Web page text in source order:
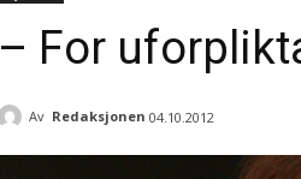
– For
Av Redaksjonen 04.10.2012